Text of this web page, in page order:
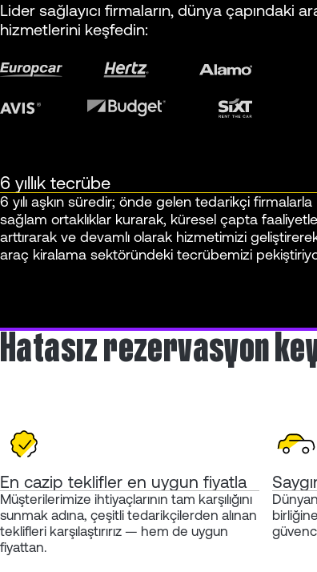
Lider sağlayıcı firmaların, dünya çapındaki
hizmetlerini keşfedin:
6 yıllık tecrübe
6 yılı aşkın süredir; önde gelen tedarikçi firmalarla
sağlam ortaklıklar kurarak, küresel çapta
arttırarak ve devamlı olarak hizmetimizi
araç kiralama sektöründeki tecrübemizi
Hatasız rezervasyon
En cazip teklifler en uygun fiyatla
Müşterilerimize ihtiyaçlarının tam karşılığını
sunmak adına, çeşitli tedarikçilerden alınan
teklifleri karşılaştırırız — hem de uygun
fiyattan.